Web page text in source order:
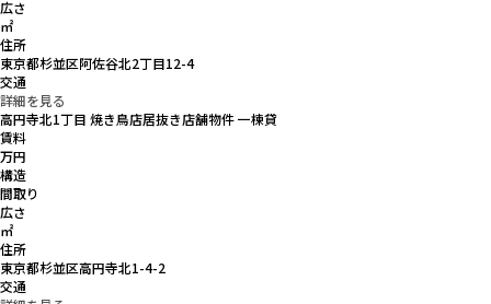
広さ
㎡
住所
東京都杉並区阿佐谷北2丁目12-4
交通
詳細を見る
高円寺北1丁目 焼き鳥店居抜き店舗物件 一棟貸
賃料
万円
構造
間取り
広さ
㎡
住所
東京都杉並区高円寺北1-4-2
交通